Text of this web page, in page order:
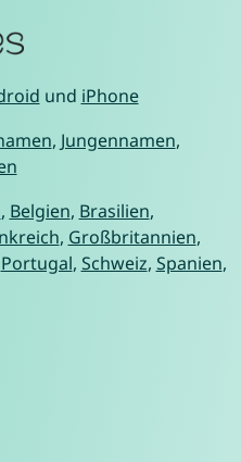
und iPhone
, Jungennamen,
, Belgien, Brasilien,
, Großbritannien,
Portugal, Schweiz, Spanien,